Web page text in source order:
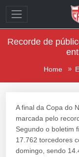
Recorde de
Home
A final da Copa do
marcada pelo
Segundo o boletim
17.762 torcedores
domingo, sendo